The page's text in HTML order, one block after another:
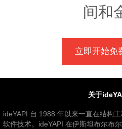
间和
立即开始免
关于
ideYAPI 自 1988 年以来一直在结构
软件技术。ideYAPI 在伊斯坦布尔布